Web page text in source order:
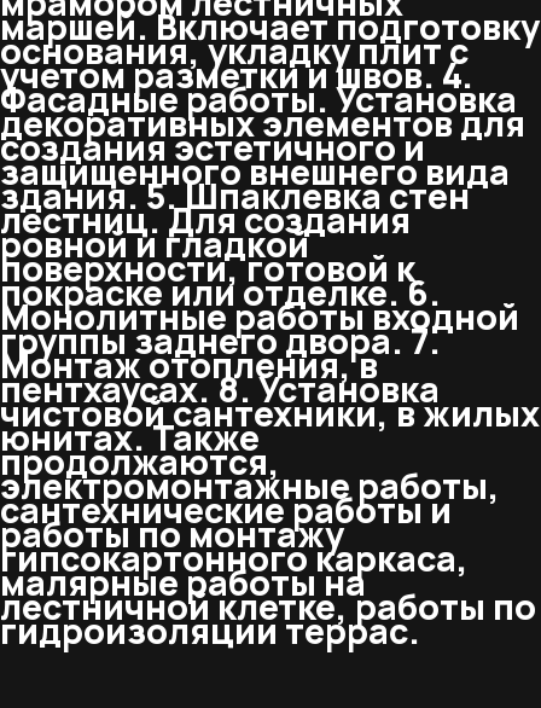
маршей. Включает подготовку
основания, укладку плит с
учетом разметки и швов. 4.
Фасадные работы. Установка
декоративных элементов для
создания эстетичного и
защищенного внешнего вида
здания. 5. Шпаклевка стен
лестниц. Для создания
ровной и гладкой
поверхности, готовой к
покраске или отделке. 6.
Монолитные работы входной
группы заднего двора. 7.
Монтаж отопления, в
пентхаусах. 8. Установка
чистовой сантехники, в жилых
юнитах. Также
продолжаются,
электромонтажные работы,
сантехнические работы и
работы по монтажу
гипсокартонного каркаса,
малярные работы на
лестничной клетке, работы по
гидроизоляции террас.